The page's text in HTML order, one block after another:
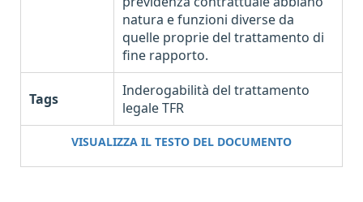
natura e funzioni diverse da
quelle proprie del trattamento di
fine rapporto.
Tags
Inderogabilità del trattamento
legale TFR
VISUALIZZA IL TESTO DEL DOCUMENTO